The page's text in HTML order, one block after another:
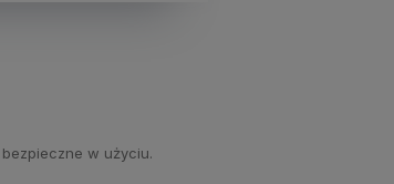
w użyciu.